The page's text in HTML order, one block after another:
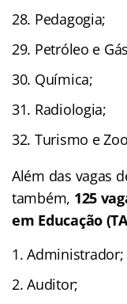
Pedagogia;
Petróleo e
Química;
Radiologia;
Turismo e
Além das vagas
também, 125
em Educação
Administrador;
Auditor;